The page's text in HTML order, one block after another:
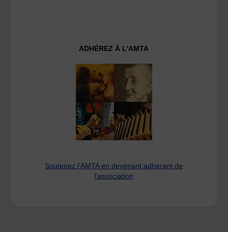
ADHÉREZ À L’AMTA
Soutenez l'AMTA en devenant adhérant de
l'association